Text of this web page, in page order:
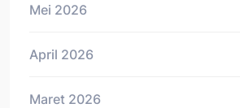
Mei 2026
April 2026
Maret 2026